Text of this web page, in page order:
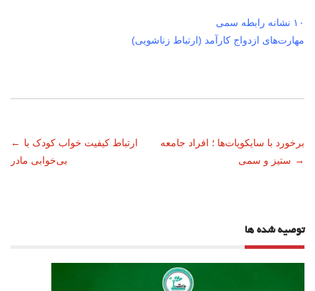
۱۰ نشانه رابطه سمی
مهارت‌های ازدواج کارآمد (ارتباط زناشویی)
ناوبری
نوشته
← ارتباط کیفیت خواب کودک با
بی‌خوابی مادر
برخورد با سایکوپات‌ها ؛ افراد جامعه
ستیز و سمی →
توصیه شده ها